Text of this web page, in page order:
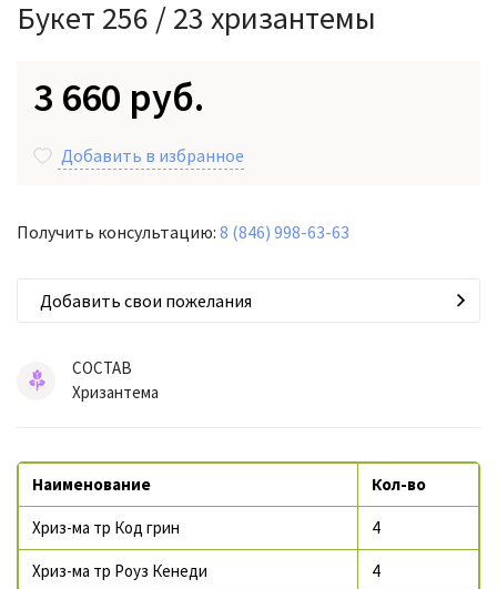
Букет 256 / 23 хризантемы
3 660 руб.
Добавить в избранное
Получить консультацию: 8 (846) 998-63-63
Добавить свои пожелания
СОСТАВ
Хризантема
Наименование Кол-во
Хриз-ма тр Код грин 4
Хриз-ма тр Роуз Кенеди 4